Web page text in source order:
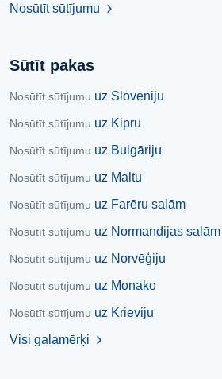
Nosūtīt sūtījumu
chevron_right
Sūtīt pakas
Nosūtīt sūtījumu uz Slovēniju
Nosūtīt sūtījumu uz Kipru
Nosūtīt sūtījumu uz Bulgāriju
Nosūtīt sūtījumu uz Maltu
Nosūtīt sūtījumu uz Farēru salām
Nosūtīt sūtījumu uz Normandijas salām
Nosūtīt sūtījumu uz Norvēģiju
Nosūtīt sūtījumu uz Monako
Nosūtīt sūtījumu uz Krieviju
Visi galamērķi
chevron_right